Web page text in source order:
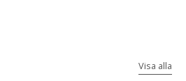
Visa alla